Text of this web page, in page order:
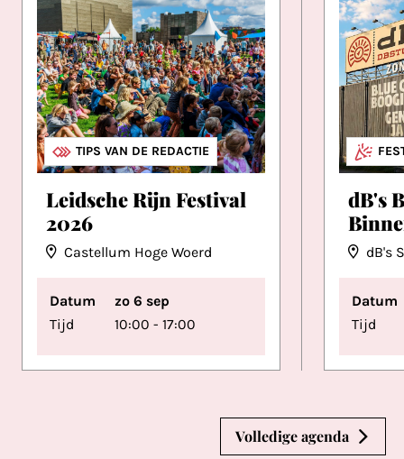
FESTIVALS
TIPS VAN DE REDACTIE
Leidsche Rijn Festival
2026
Castellum Hoge Woerd
Datum
zo 6 sep
Tijd
10:00 - 17:00
dB's
dB's
Datum
Tijd
Volledige agenda